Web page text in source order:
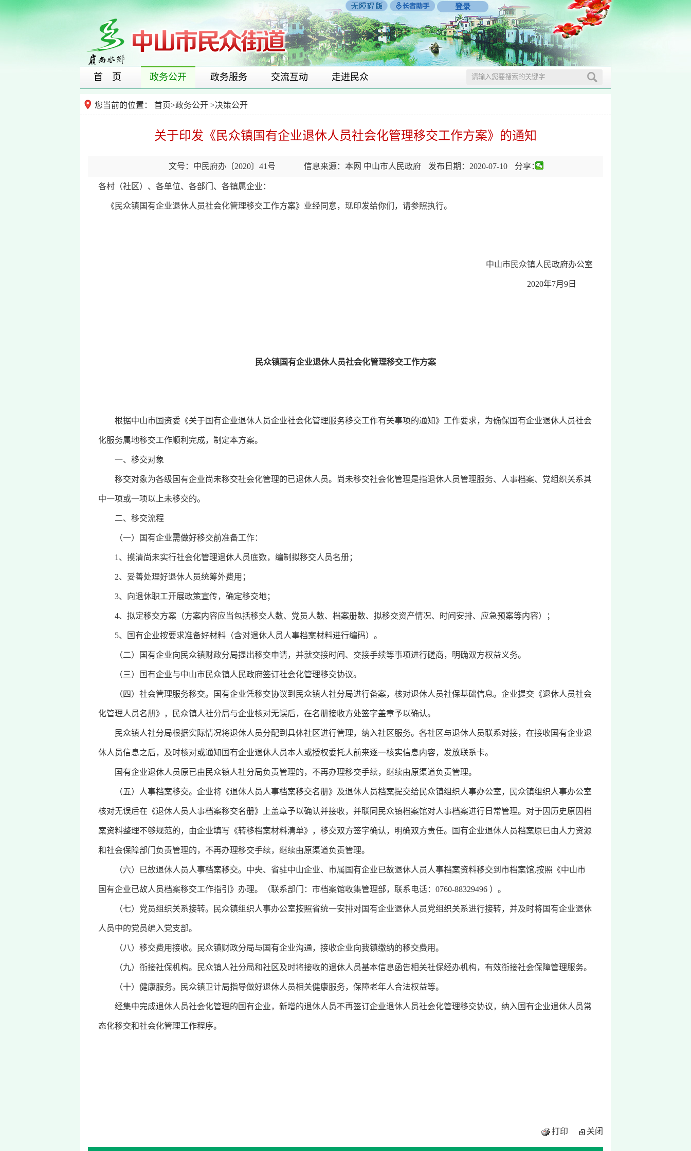
登录
首 页 政务公开 政务服务 交流互动 走进民众
您当前的位置： 首页>政务公开 >决策公开
关于印发《民众镇国有企业退休人员社会化管理移交工作方案》的通知
文号：中民府办〔2020〕41号 信息来源：本网 中山市人民政府 发布日期：2020-07-10 分享：
各村（社区）、各单位、各部门、各镇属企业：
《民众镇国有企业退休人员社会化管理移交工作方案》业经同意，现印发给你们，请参照执行。
中山市民众镇人民政府办公室
2020年7月9日
民众镇国有企业退休人员社会化管理移交工作方案
根据中山市国资委《关于国有企业退休人员企业社会化管理服务移交工作有关事项的通知》工作要求，为确保国有企业退休人员社会
化服务属地移交工作顺利完成，制定本方案。
一、移交对象
移交对象为各级国有企业尚未移交社会化管理的已退休人员。尚未移交社会化管理是指退休人员管理服务、人事档案、党组织关系其
中一项或一项以上未移交的。
二、移交流程
（一）国有企业需做好移交前准备工作：
1、摸清尚未实行社会化管理退休人员底数，编制拟移交人员名册；
2、妥善处理好退休人员统筹外费用；
3、向退休职工开展政策宣传，确定移交地；
4、拟定移交方案（方案内容应当包括移交人数、党员人数、档案册数、拟移交资产情况、时间安排、应急预案等内容）；
5、国有企业按要求准备好材料（含对退休人员人事档案材料进行编码）。
（二）国有企业向民众镇财政分局提出移交申请，并就交接时间、交接手续等事项进行磋商，明确双方权益义务。
（三）国有企业与中山市民众镇人民政府签订社会化管理移交协议。
（四）社会管理服务移交。国有企业凭移交协议到民众镇人社分局进行备案，核对退休人员社保基础信息。企业提交《退休人员社会
化管理人员名册》，民众镇人社分局与企业核对无误后，在名册接收方处签字盖章予以确认。
民众镇人社分局根据实际情况将退休人员分配到具体社区进行管理，纳入社区服务。各社区与退休人员联系对接，在接收国有企业退
休人员信息之后，及时核对或通知国有企业退休人员本人或授权委托人前来逐一核实信息内容，发放联系卡。
国有企业退休人员原已由民众镇人社分局负责管理的，不再办理移交手续，继续由原渠道负责管理。
（五）人事档案移交。企业将《退休人员人事档案移交名册》及退休人员档案提交给民众镇组织人事办公室，民众镇组织人事办公室
核对无误后在《退休人员人事档案移交名册》上盖章予以确认并接收，并联同民众镇档案馆对人事档案进行日常管理。对于因历史原因档
案资料整理不够规范的，由企业填写《转移档案材料清单》，移交双方签字确认，明确双方责任。国有企业退休人员档案原已由人力资源
和社会保障部门负责管理的，不再办理移交手续，继续由原渠道负责管理。
（六）已故退休人员人事档案移交。中央、省驻中山企业、市属国有企业已故退休人员人事档案资料移交到市档案馆,按照《中山市
国有企业已故人员档案移交工作指引》办理。（联系部门：市档案馆收集管理部，联系电话：0760-88329496 ）。
（七）党员组织关系接转。民众镇组织人事办公室按照省统一安排对国有企业退休人员党组织关系进行接转，并及时将国有企业退休
人员中的党员编入党支部。
（八）移交费用接收。民众镇财政分局与国有企业沟通，接收企业向我镇缴纳的移交费用。
（九）衔接社保机构。民众镇人社分局和社区及时将接收的退休人员基本信息函告相关社保经办机构，有效衔接社会保障管理服务。
（十）健康服务。民众镇卫计局指导做好退休人员相关健康服务，保障老年人合法权益等。
经集中完成退休人员社会化管理的国有企业，新增的退休人员不再签订企业退休人员社会化管理移交协议，纳入国有企业退休人员常
态化移交和社会化管理工作程序。
打印 关闭